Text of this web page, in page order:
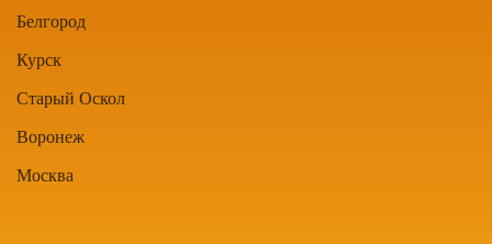
Белгород
Курск
Старый Оскол
Воронеж
Москва